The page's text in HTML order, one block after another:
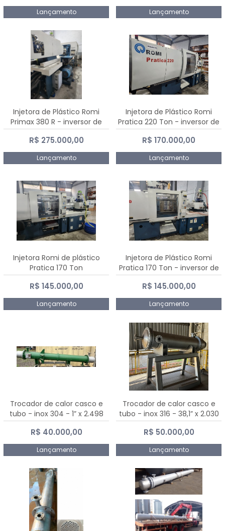
Lançamento Lançamento
Injetora de Plástico Romi
Primax 380 R - inversor de
frequência NR 12
R$ 275.000,00
Lançamento
Injetora de Plástico Romi
Pratica 220 Ton - inversor de
frequência NR 12
R$ 170.000,00
Lançamento
Injetora Romi de plástico
Pratica 170 Ton
R$ 145.000,00
Lançamento
Injetora de Plástico Romi
Pratica 170 Ton - inversor de
frequência NR 12
R$ 145.000,00
Lançamento
Trocador de calor casco e
tubo - inox 304 - 1” x 2.498
mm
R$ 40.000,00
Lançamento
Trocador de calor casco e
tubo - inox 316 - 38,1” x 2.030
mm
R$ 50.000,00
Lançamento